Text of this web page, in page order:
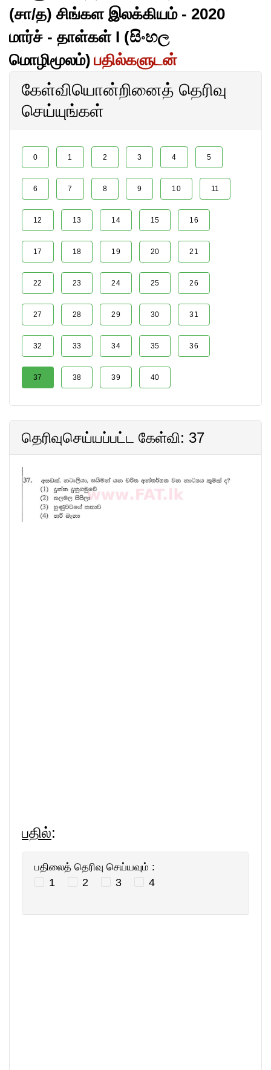
(சா/த) சிங்கள இலக்கியம் - 2020
மார்ச் - தாள்கள் I (සිංහල
மொழிமூலம்) பதில்களுடன்
கேள்வியொன்றினைத் தெரிவு
செய்யுங்கள்
0 1 2 3 4 5
6 7 8 9 10 11
12 13 14 15 16
17 18 19 20 21
22 23 24 25 26
27 28 29 30 31
32 33 34 35 36
37 38 39 40
தெரிவுசெய்யப்பட்ட கேள்வி: 37
பதில்:
பதிலைத் தெரிவு செய்யவும் :
1 2 3 4